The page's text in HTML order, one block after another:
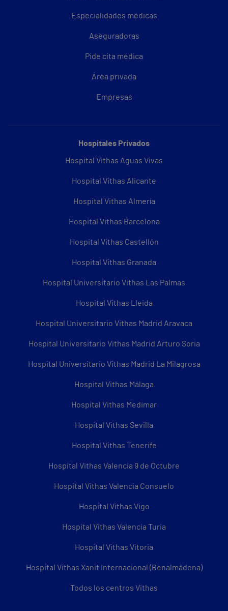
Especialidades médicas
Aseguradoras
Pide cita médica
Área privada
Empresas
Hospitales Privados
Hospital Vithas Aguas Vivas
Hospital Vithas Alicante
Hospital Vithas Almería
Hospital Vithas Barcelona
Hospital Vithas Castellón
Hospital Vithas Granada
Hospital Universitario Vithas Las Palmas
Hospital Vithas Lleida
Hospital Universitario Vithas Madrid Aravaca
Hospital Universitario Vithas Madrid Arturo Soria
Hospital Universitario Vithas Madrid La Milagrosa
Hospital Vithas Málaga
Hospital Vithas Medimar
Hospital Vithas Sevilla
Hospital Vithas Tenerife
Hospital Vithas Valencia 9 de Octubre
Hospital Vithas Valencia Consuelo
Hospital Vithas Vigo
Hospital Vithas Valencia Turia
Hospital Vithas Vitoria
Hospital Vithas Xanit Internacional (Benalmádena)
Todos los centros Vithas